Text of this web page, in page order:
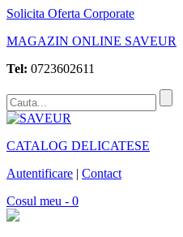
Solicita Oferta Corporate
MAGAZIN ONLINE SAVEUR
Tel: 0723602611
CATALOG DELICATESE
Autentificare | Contact
Cosul meu - 0